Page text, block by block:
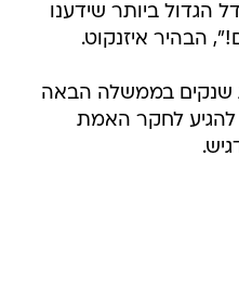
הגדול ביותר שידענו
הבהיר איזנקוט.
שנקים בממשלה הבאה
להגיע לחקר האמת